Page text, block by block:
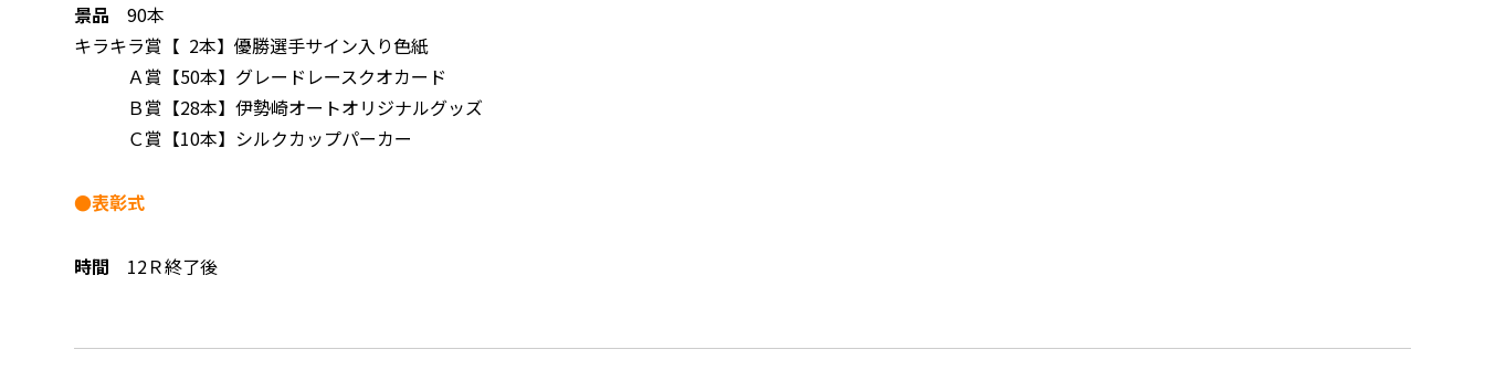
景品 90本
キラキラ賞【 2本】優勝選手サイン入り色紙
Ａ賞【50本】グレードレースクオカード
Ｂ賞【28本】伊勢崎オートオリジナルグッズ
Ｃ賞【10本】シルクカップパーカー
●表彰式
時間 12Ｒ終了後